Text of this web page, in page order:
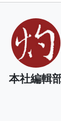
本社編輯